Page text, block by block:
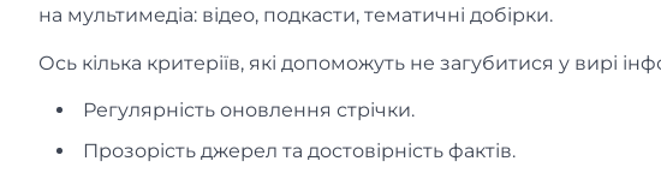
на мультимедіа: відео, подкасти, тематичні добірки.
Ось кілька критеріїв, які допоможуть не загубитися у вирі
Регулярність оновлення стрічки.
Прозорість джерел та достовірність фактів.